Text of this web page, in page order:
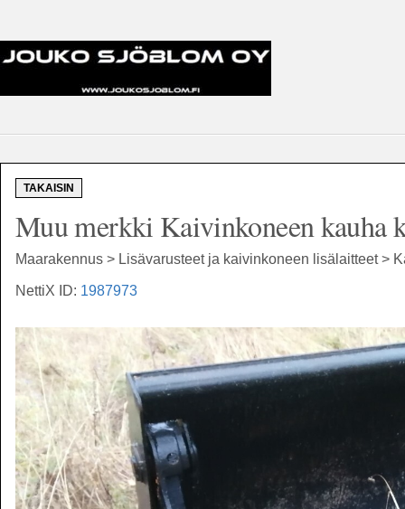
TAKAISIN
Muu merkki Kaivinkoneen kauha
Maarakennus > Lisävarusteet ja kaivinkoneen lisälaitteet >
NettiX ID: 1987973